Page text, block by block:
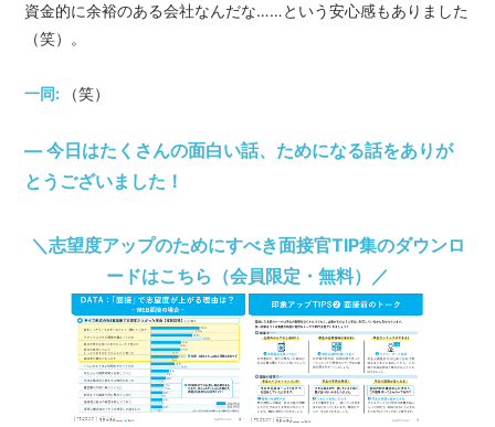
資金的に余裕のある会社なんだな……という安心感もありました
（笑）。
一同: （笑）
― 今日はたくさんの面白い話、ためになる話をありが
とうございました！
＼志望度アップのためにすべき面接官TIP集のダウンロ
ードはこちら（会員限定・無料）／